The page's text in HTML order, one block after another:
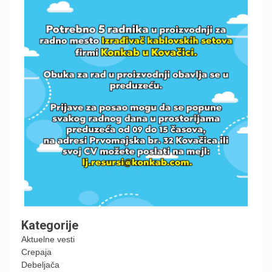
Kategorije
Aktuelne vesti
Crepaja
Debeljača